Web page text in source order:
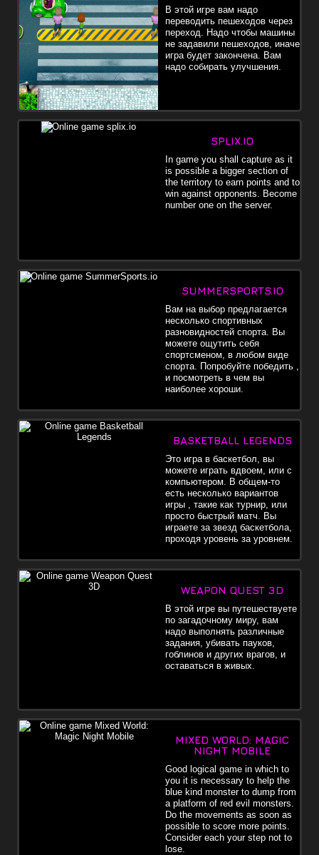
В этой игре вам надо
переводить пешеходов через
переход. Надо чтобы машины
не задавили пешеходов, иначе
игра будет закончена. Вам
надо собирать улучшения.
SPLIX.IO
In game you shall capture as it
is possible a bigger section of
the territory to earn points and to
win against opponents. Become
number one on the server.
SUMMERSPORTS.IO
Вам на выбор предлагается
несколько спортивных
разновидностей спорта. Вы
можете ощутить себя
спортсменом, в любом виде
спорта. Попробуйте победить ,
и посмотреть в чем вы
наиболее хороши.
BASKETBALL LEGENDS
Это игра в баскетбол, вы
можете играть вдвоем, или с
компьютером. В общем-то
есть несколько вариантов
игры , такие как турнир, или
просто быстрый матч. Вы
играете за звезд баскетбола,
проходя уровень за уровнем.
WEAPON QUEST 3D
В этой игре вы путешествуете
по загадочному миру, вам
надо выполнять различные
задания, убивать пауков,
гоблинов и других врагов, и
оставаться в живых.
MIXED WORLD: MAGIC
NIGHT MOBILE
Good logical game in which to
you it is necessary to help the
blue kind monster to dump from
a platform of red evil monsters.
Do the movements as soon as
possible to score more points.
Consider each your step not to
lose.